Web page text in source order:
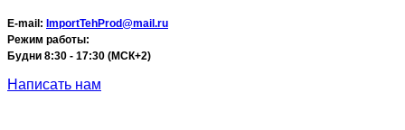
E-mail: ImportTehProd@mail.ru
Режим работы:
Будни 8:30 - 17:30 (МСК+2)
Написать нам